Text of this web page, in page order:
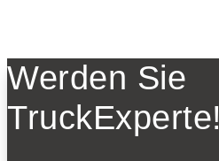
Werden Sie
TruckExperte!